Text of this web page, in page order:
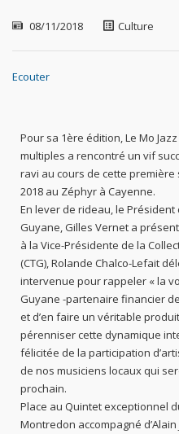
08/11/2018 Culture
Ecouter
Pour sa 1ère édition, Le Mo
multiples a rencontré un vif
ravi au cours de cette
2018 au Zéphyr à Cayenne.
En lever de rideau, le Président
Guyane, Gilles Vernet a
à la Vice-Présidente de la
(CTG), Rolande Chalco-Lefait
intervenue pour rappeler « la
Guyane -partenaire financier
et d’en faire un véritable
pérenniser cette dynamique
félicitée de la participation
de nos musiciens locaux qui
prochain.
Place au Quintet exceptionnel
Montredon accompagné